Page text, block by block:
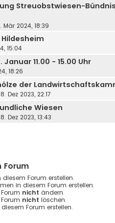
Streuobstwiesen-
Mär 2024, 18:39
15:04
11.00 - 15.00 Uhr
18:26
der
Dez 2023, 22:17
Wiesen
Dez 2023, 13:43
Forum
Forum erstellen.
in diesem Forum erstellen.
nicht ändern.
nicht löschen.
Forum erstellen.